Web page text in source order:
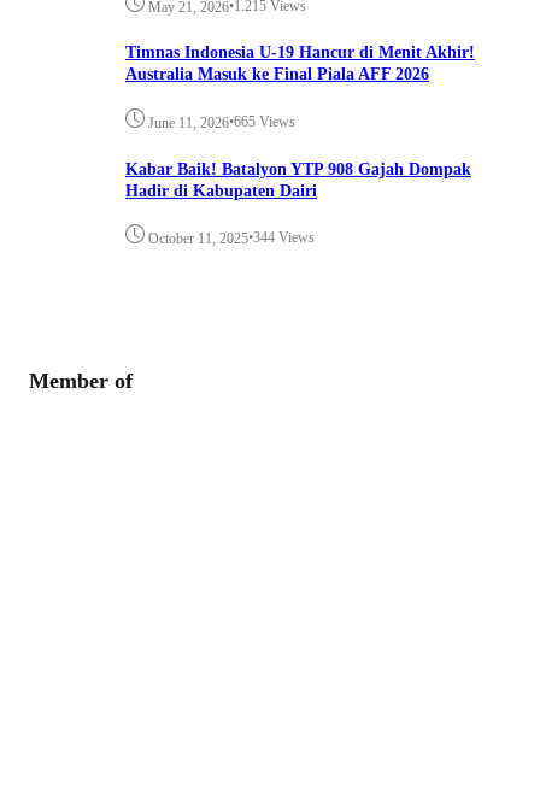
May 21, 2026•1.215 Views
Timnas Indonesia U-19 Hancur di Menit Akhir!
Australia Masuk ke Final Piala AFF 2026
June 11, 2026•665 Views
Kabar Baik! Batalyon YTP 908 Gajah Dompak
Hadir di Kabupaten Dairi
October 11, 2025•344 Views
Member of